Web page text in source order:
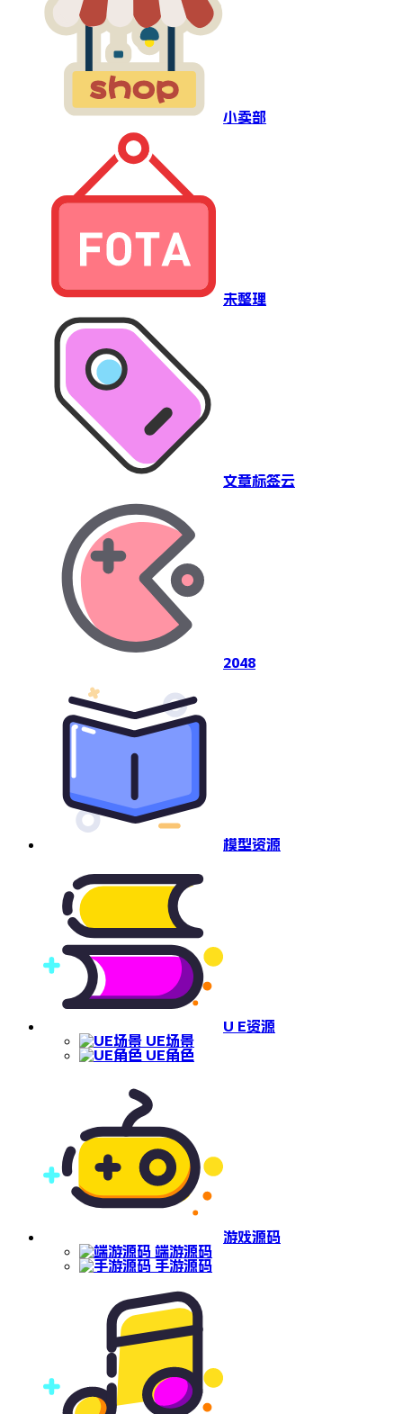
小卖部
未整理
文章标签云
2048
模型资源
U E资源
UE场景
UE角色
游戏源码
端游源码
手游源码